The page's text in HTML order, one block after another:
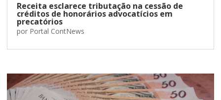
Receita esclarece tributação na cessão de
créditos de honorários advocatícios em
precatórios
por Portal ContNews